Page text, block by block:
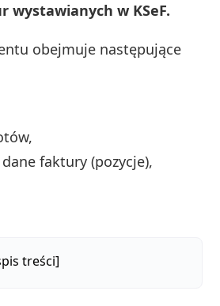
wystawianych w KSeF.
obejmuje następujące
dane faktury (pozycje),
treści]